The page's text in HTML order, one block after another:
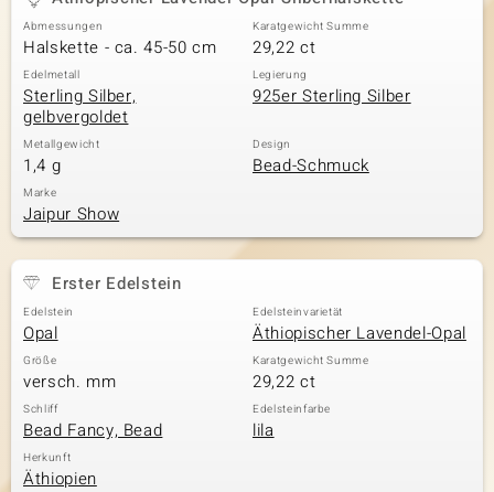
Classics
Abmessungen
Halskette - ca. 45-50 cm
Karatgewicht Summe
29,22 ct
Edelmetall
Sterling Silber,
gelbvergoldet
Legierung
925er Sterling Silber
Metallgewicht
1,4 g
Design
Bead-Schmuck
Marke
Jaipur Show
Erster Edelstein
Edelstein
Opal
Edelsteinvarietät
Äthiopischer Lavendel-Opal
Größe
versch. mm
Karatgewicht Summe
29,22 ct
Schliff
Bead Fancy, Bead
Edelsteinfarbe
lila
Herkunft
Äthiopien